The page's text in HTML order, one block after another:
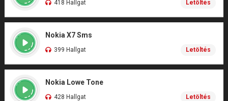
418 Hallgat Letöltés
Nokia X7 Sms
399 Hallgat Letöltés
Nokia Lowe Tone
428 Hallgat Letöltés